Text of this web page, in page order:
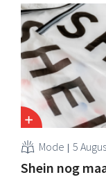
evenwel dat het
Mode 5
Shein nog